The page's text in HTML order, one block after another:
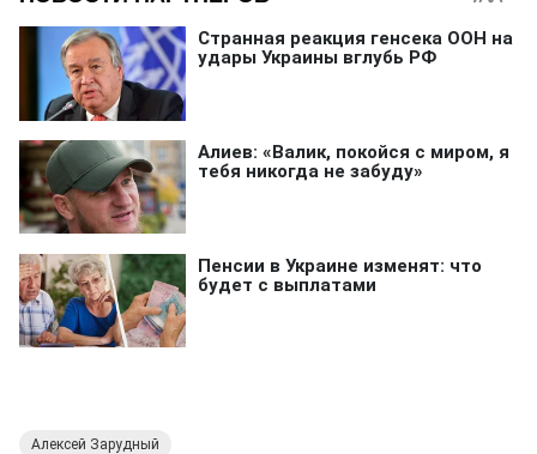
Алексей Зарудный